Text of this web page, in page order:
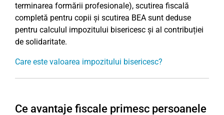
terminarea formării profesionale), scutirea fiscală
completă pentru copii și scutirea BEA sunt deduse
pentru calculul impozitului bisericesc și al contribuției
de solidaritate.
Care este valoarea impozitului bisericesc?
Ce avantaje fiscale primesc persoanele